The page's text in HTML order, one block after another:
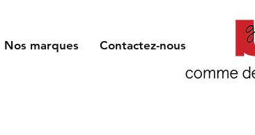
Nos marques Contactez-nous